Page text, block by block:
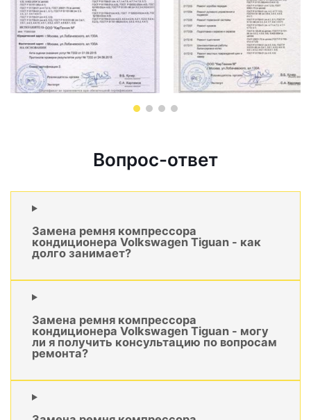
Вопрос-ответ
Замена ремня компрессора
кондиционера Volkswagen Tiguan - как
долго занимает?
Замена ремня компрессора
кондиционера Volkswagen Tiguan - могу
ли я получить консультацию по вопросам
ремонта?